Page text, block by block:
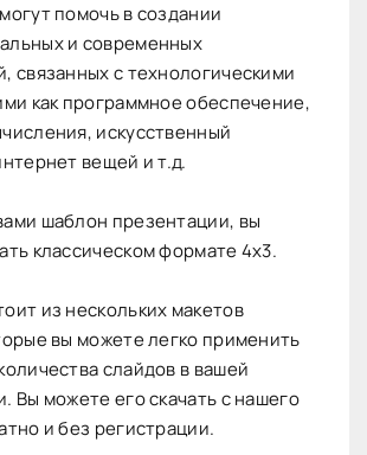
помочь в создании
и современных
связанных с технологическими
как программное обеспечение,
искусственный
вещей и т.д.
шаблон презентации, вы
классическом формате 4х3.
из нескольких макетов
вы можете легко применить
слайдов в вашей
Вы можете его скачать с нашего
и без регистрации.